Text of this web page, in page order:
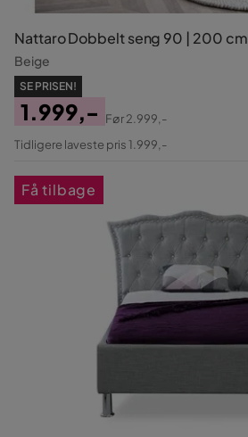
Nattaro Dobbelt seng 90 | 200 cm
Beige
SE PRISEN!
Pris
1.999,-
Original
Før2.999,-
Tidligere laveste pris 1.999,-
Få tilbage